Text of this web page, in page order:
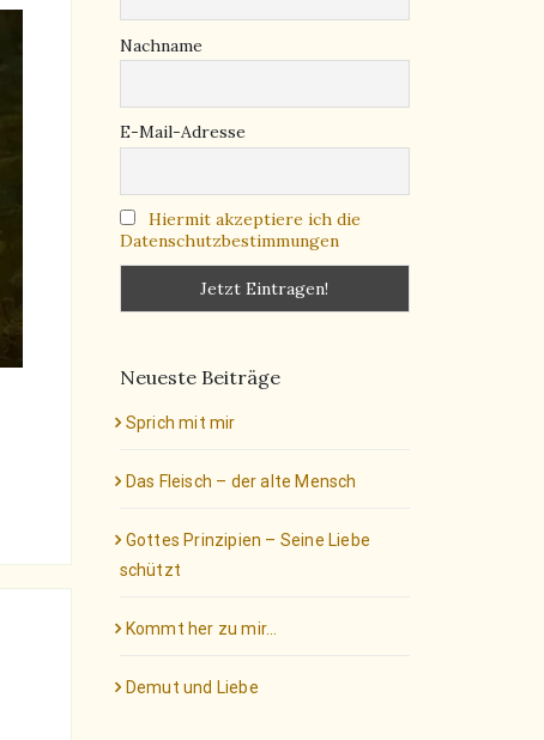
Nachname
E-Mail-Adresse
Hiermit akzeptiere ich die
Datenschutzbestimmungen
Neueste Beiträge
Sprich mit mir
Das Fleisch – der alte Mensch
Gottes Prinzipien – Seine Liebe
schützt
Kommt her zu mir…
Demut und Liebe